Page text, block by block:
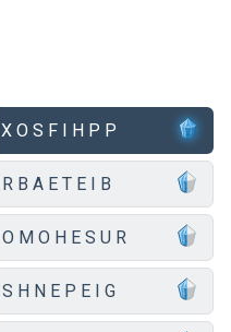
X O S F I H P P
R B A E T E I B
O M O H E S U R
S H N E P E I G